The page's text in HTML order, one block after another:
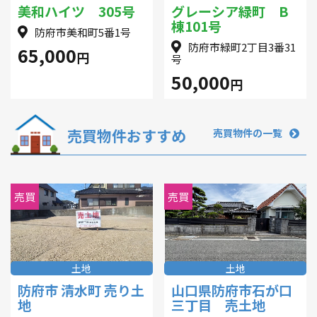
美和ハイツ 305号
防府市美和町5番1号
65,000円
グレーシア緑町 B
棟101号
防府市緑町2丁目3番31
号
50,000円
売買物件おすすめ 売買物件の一覧
売買
土地
防府市 清水町 売り土
地
売買
土地
山口県防府市石が口
三丁目 売土地